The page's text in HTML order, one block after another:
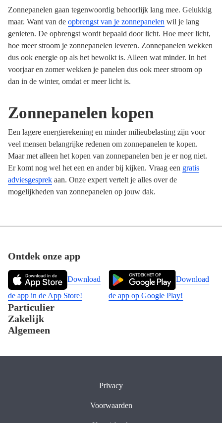
Zonnepanelen gaan tegenwoordig behoorlijk lang mee. Gelukkig
maar. Want van de opbrengst van je zonnepanelen wil je lang
genieten. De opbrengst wordt bepaald door licht. Hoe meer licht,
hoe meer stroom je zonnepanelen leveren. Zonnepanelen wekken
dus ook energie op als het bewolkt is. Alleen wat minder. In het
voorjaar en zomer wekken je panelen dus ook meer stroom op
dan in de winter, omdat er meer licht is.
Zonnepanelen kopen
Een lagere energierekening en minder milieubelasting zijn voor
veel mensen belangrijke redenen om zonnepanelen te kopen.
Maar met alleen het kopen van zonnepanelen ben je er nog niet.
Er komt nog wel het een en ander bij kijken. Vraag een gratis
adviesgesprek aan. Onze expert vertelt je alles over de
mogelijkheden van zonnepanelen op jouw dak.
Footer
Ontdek onze app
Download
de app in de App Store!
Download
de app op Google Play!
Particulier
Zakelijk
Algemeen
Privacy
Voorwaarden